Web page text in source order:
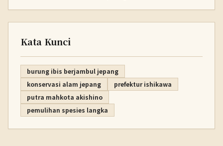
Kata Kunci
burung ibis berjambul jepang
konservasi alam jepang
prefektur ishikawa
putra mahkota akishino
pemulihan spesies langka